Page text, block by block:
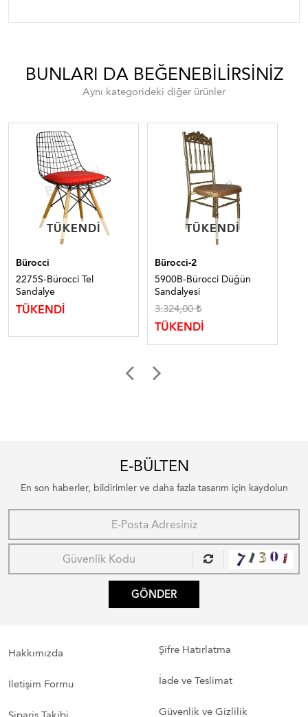
BUNLARI DA BEĞENEBILIRSINIZ
Aynı kategorideki diğer ürünler
TÜKENDI
TÜKENDI
Bürocci
2275S-Bürocci Tel
Sandalye
TÜKENDİ
TÜKENDI
TÜKENDI
Bürocci-2
5900B-Bürocci Düğün
Sandalyesi
3.324,00
TÜKENDİ
E-BÜLTEN
En son haberler, bildirimler ve daha fazla tasarım için kaydolun
GÖNDER
Hakkımızda
İletişim Formu
Şifre Hatırlatma
İade ve Teslimat
Güvenlik ve Gizlilik